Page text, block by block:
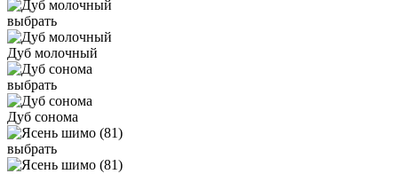
выбрать
Дуб молочный
выбрать
Дуб сонома
выбрать